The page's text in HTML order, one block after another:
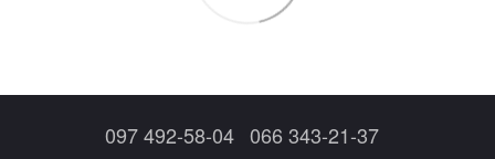
097 492-58-04 066 343-21-37